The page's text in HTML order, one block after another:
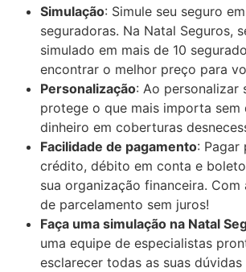
Simulação: Simule seu seguro
seguradoras. Na Natal Seguros,
simulado em mais de 10
encontrar o melhor preço para
Personalização: Ao personalizar
protege o que mais importa sem
dinheiro em coberturas
Facilidade de pagamento: Pagar
crédito, débito em conta e
sua organização financeira.
de parcelamento sem juros!
Faça uma simulação na Natal
uma equipe de especialistas
esclarecer todas as suas